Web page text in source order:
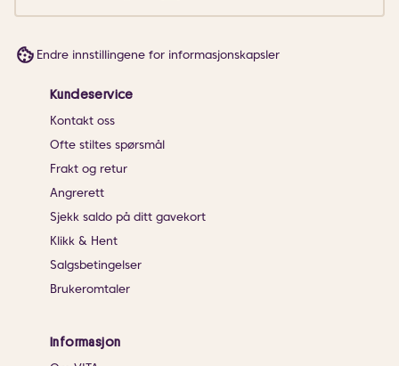
Endre innstillingene for informasjonskapsler
Kundeservice
Kontakt oss
Ofte stiltes spørsmål
Frakt og retur
Angrerett
Sjekk saldo på ditt gavekort
Klikk & Hent
Salgsbetingelser
Brukeromtaler
Informasjon